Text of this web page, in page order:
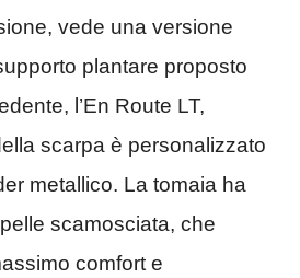
vede una versione
plantare proposto
l’En Route LT,
scarpa è personalizzato
metallico. La tomaia ha
scamosciata, che
comfort e